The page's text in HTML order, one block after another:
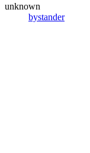
unknown
bystander